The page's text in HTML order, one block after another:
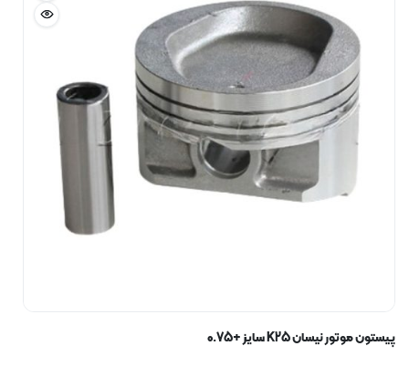
پیستون موتور نیسان K25 سایز +0.75